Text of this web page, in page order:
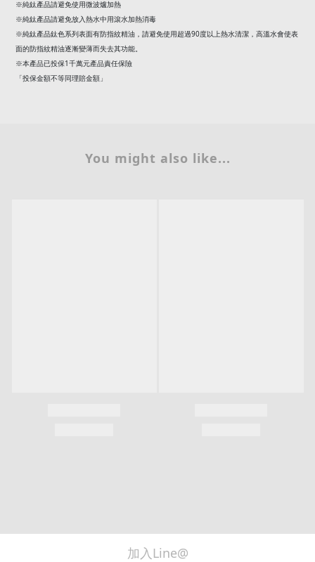
※純鈦產品請避免使用微波爐加熱
※純鈦產品請避免放入熱水中用滾水加熱消毒
※純鈦產品鈦色系列表面有防指紋精油，請避免使用超過90度以上熱水清潔，高溫水會使表
面的防指紋精油逐漸變薄而失去其功能。
※本產品已投保1千萬元產品責任保險
「投保金額不等同理賠金額」
You might also like...
加入Line@